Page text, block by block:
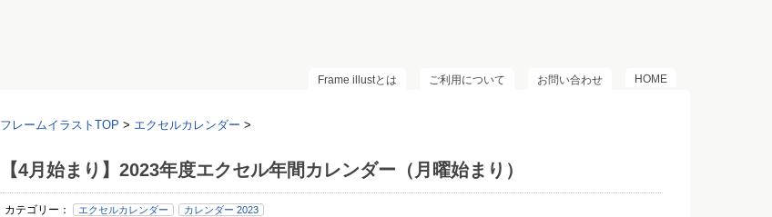
HOME
お問い合わせ
ご利用について
Frame illustとは
フレームイラストTOP > エクセルカレンダー >
【4月始まり】2023年度エクセル年間カレンダー（月曜始まり）
カテゴリー： エクセルカレンダー カレンダー 2023